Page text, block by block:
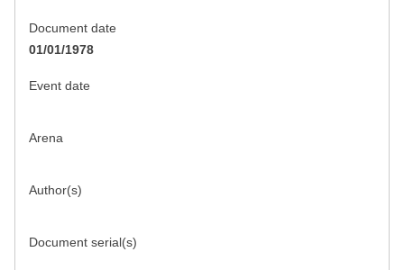
Document date
01/01/1978
Event date
Arena
Author(s)
Document serial(s)